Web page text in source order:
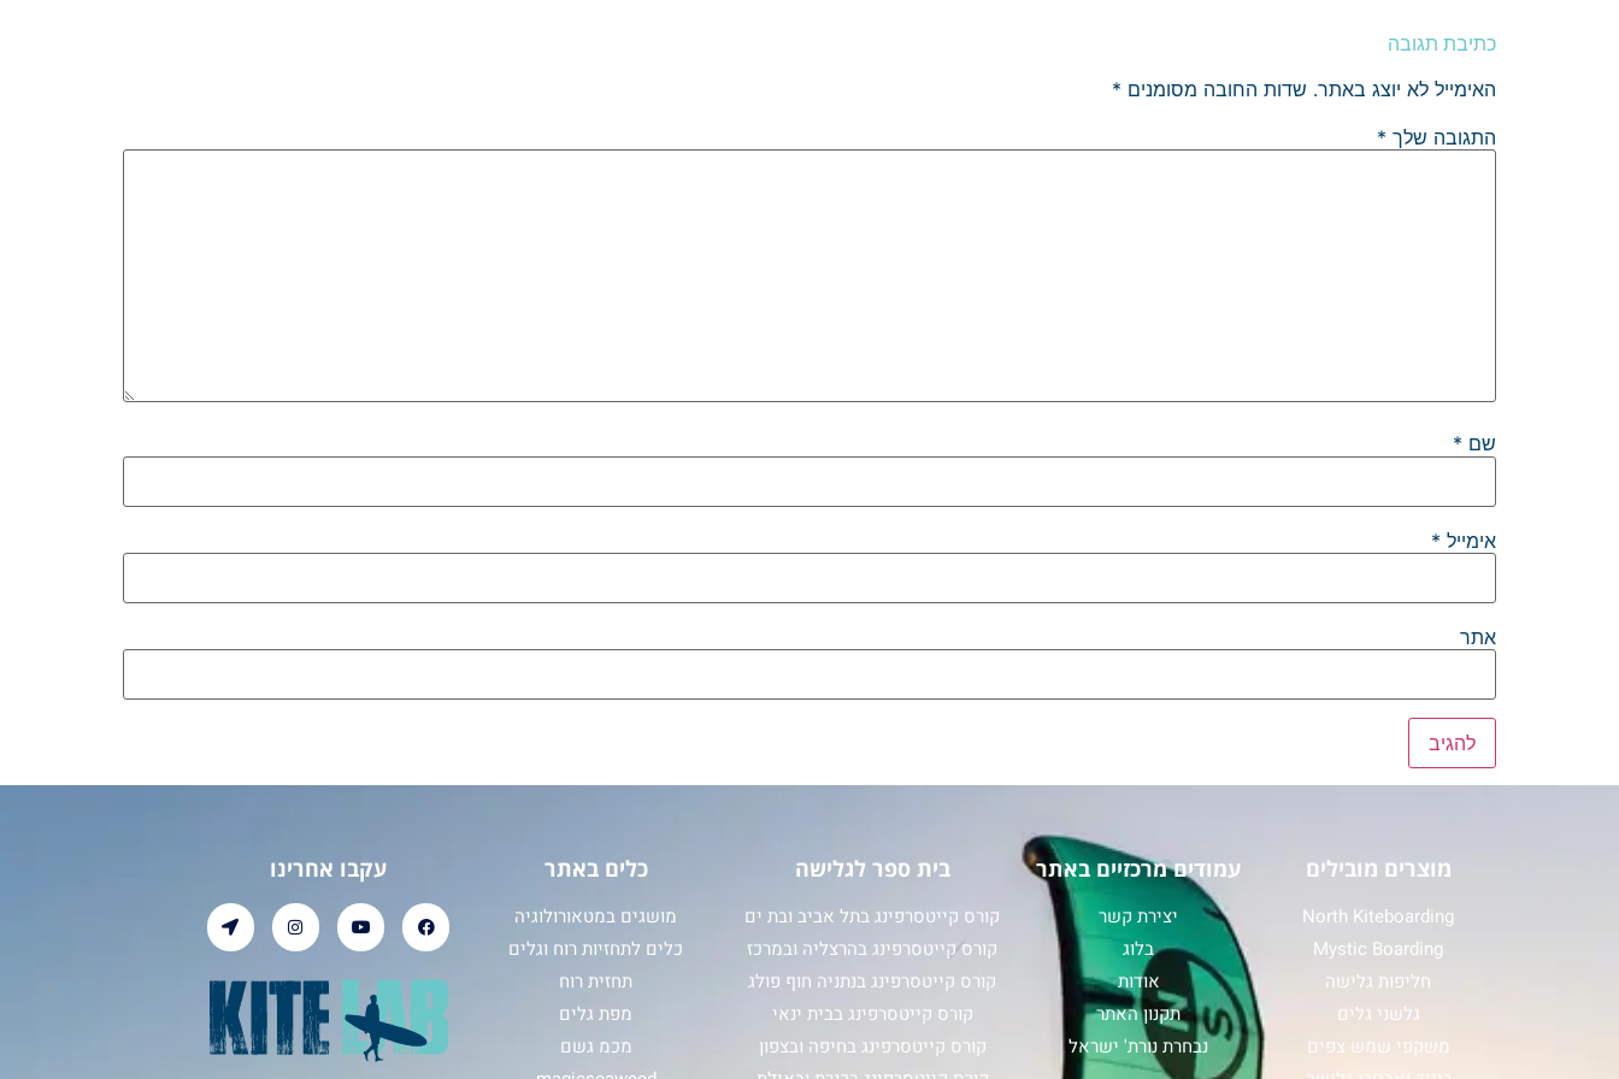
כתיבת תגובה
האימייל לא יוצג באתר. שדות החובה מסומנים *
התגובה שלך *
שם *
אימייל *
אתר
מוצרים מובילים
North Kiteboarding
Mystic Boarding
חליפות גלישה
גלשני גלים
משקפי שמש צפים
עמודים מרכזיים באתר
יצירת קשר
בלוג
אודות
תקנון האתר
נבחרת נורת' ישראל
בית ספר לגלישה
קורס קייטסרפינג בתל אביב ובת ים
קורס קייטסרפינג בהרצליה ובמרכז
קורס קייטסרפינג בנתניה חוף פולג
קורס קייטסרפינג בבית ינאי
קורס קייטסרפינג בחיפה ובצפון
כלים באתר
מושגים במטאורולוגיה
כלים לתחזיות רוח וגלים
תחזית רוח
מפת גלים
מכמ גשם
עקבו אחרינו